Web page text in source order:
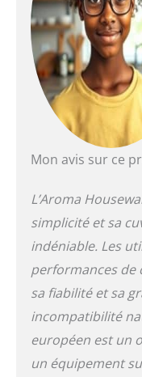
Mon avis sur ce
L’Aroma
simplicité et sa
indéniable. Les
performances de
sa fiabilité et sa
incompatibilité
européen est un
un équipement